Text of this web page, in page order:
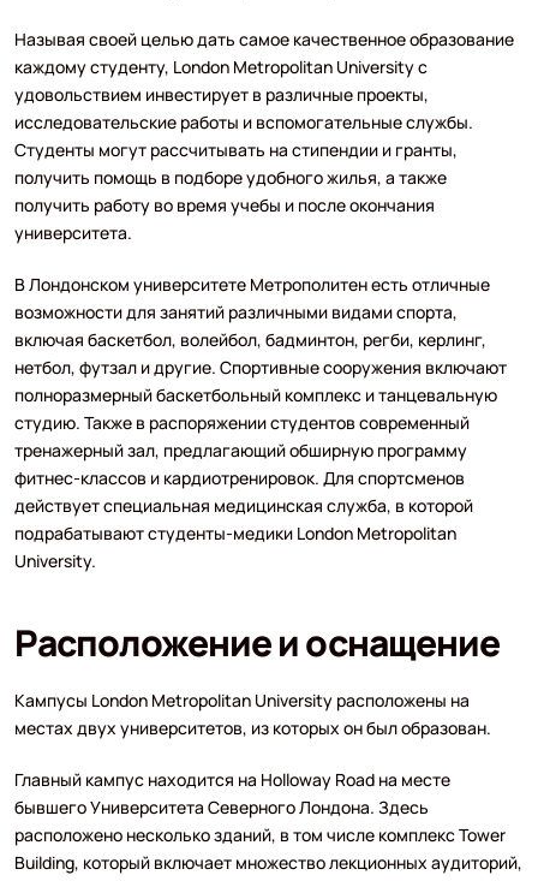
Называя своей целью дать самое качественное образование
каждому студенту, London Metropolitan University с
удовольствием инвестирует в различные проекты,
исследовательские работы и вспомогательные службы.
Студенты могут рассчитывать на стипендии и гранты,
получить помощь в подборе удобного жилья, а также
получить работу во время учебы и после окончания
университета.
В Лондонском университете Метрополитен есть отличные
возможности для занятий различными видами спорта,
включая баскетбол, волейбол, бадминтон, регби, керлинг,
нетбол, футзал и другие. Спортивные сооружения включают
полноразмерный баскетбольный комплекс и танцевальную
студию. Также в распоряжении студентов современный
тренажерный зал, предлагающий обширную программу
фитнес-классов и кардиотренировок. Для спортсменов
действует специальная медицинская служба, в которой
подрабатывают студенты-медики London Metropolitan
University.
Расположение и оснащение
Кампусы London Metropolitan University расположены на
местах двух университетов, из которых он был образован.
Главный кампус находится на Holloway Road на месте
бывшего Университета Северного Лондона. Здесь
расположено несколько зданий, в том числе комплекс Tower
Building, который включает множество лекционных аудиторий,